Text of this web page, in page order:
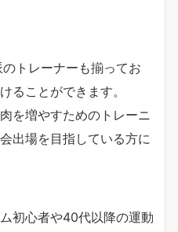
トレーナーも揃ってお
ることができます。
を増やすためのトレーニ
出場を目指している方に
初心者や40代以降の運動